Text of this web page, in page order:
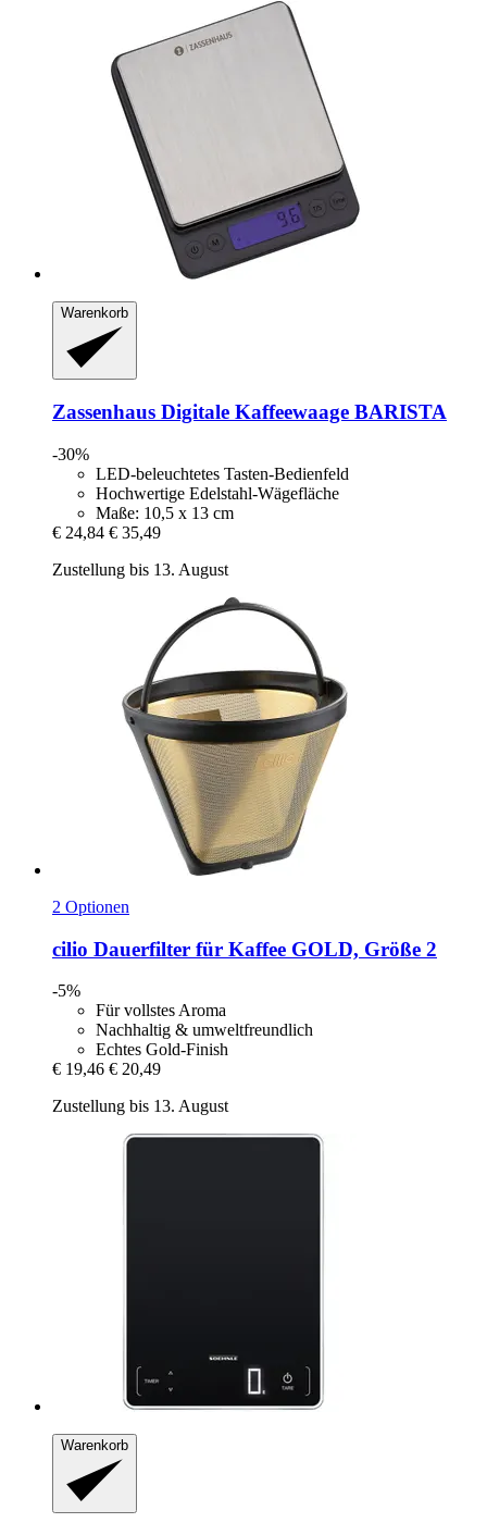
Warenkorb
Zassenhaus Digitale Kaffeewaage BARISTA
-30%
LED-beleuchtetes Tasten-Bedienfeld
Hochwertige Edelstahl-Wägefläche
Maße: 10,5 x 13 cm
€ 24,84 € 35,49
Zustellung bis 13. August
2 Optionen
cilio Dauerfilter für Kaffee GOLD, Größe 2
-5%
Für vollstes Aroma
Nachhaltig & umweltfreundlich
Echtes Gold-Finish
€ 19,46 € 20,49
Zustellung bis 13. August
Warenkorb